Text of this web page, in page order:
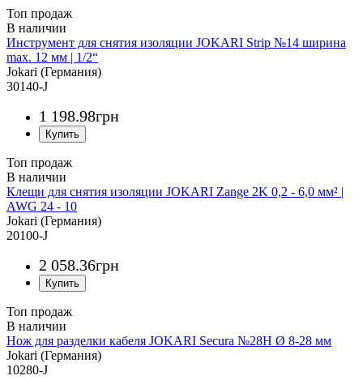
Топ продаж
Инструмент для снятия изоляции JOKARI Strip №14 ширина
max. 12 мм | 1/2“
Jokari (Германия)
30140-J
1 198.98грн
Топ продаж
Клещи для снятия изоляции JOKARI Zange 2K 0,2 - 6,0 мм² |
AWG 24 - 10
Jokari (Германия)
20100-J
2 058.36грн
Топ продаж
Нож для разделки кабеля JOKARI Secura №28H Ø 8-28 мм
Jokari (Германия)
10280-J